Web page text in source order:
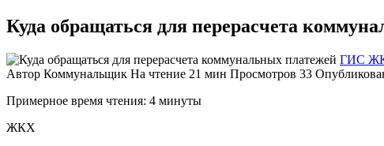
Куда обращаться для перерасчета
ГИС
Автор Коммунальщик На чтение 21 мин Просмотров 33
Примерное время чтения: 4 минуты
ЖКХ